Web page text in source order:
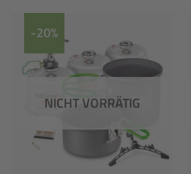
-20%
NICHT VORRÄTIG